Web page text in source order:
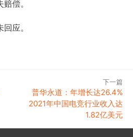
偿。
应。
下一篇
普华永道：年增长达26.4%
2021年中国电竞行业收入达
1.82亿美元